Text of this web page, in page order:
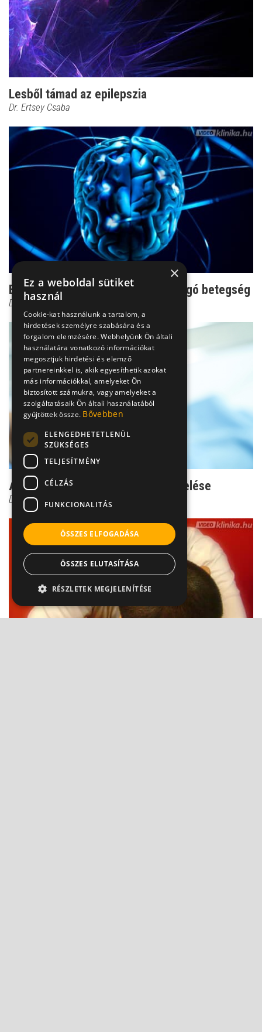
Lesből támad az epilepszia
Dr. Ertsey Csaba
Epilepszia, roham nélkül - a lappangó betegség
Dr. Ertsey Csaba
A kézremegés gyakori okai és kezelése
Dr. Kiss Gábor
×
Ez a weboldal sütiket
használ
Cookie-kat használunk a tartalom, a
hirdetések személyre szabására és a
forgalom elemzésére. Webhelyünk Ön általi
használatára vonatkozó információkat
megosztjuk hirdetési és elemző
partnereinkkel is, akik egyesíthetik azokat
más információkkal, amelyeket Ön
biztosított számukra, vagy amelyeket a
szolgáltatásaik Ön általi használatából
gyűjtöttek össze. Bővebben
ELENGEDHETETLENÜL
SZÜKSÉGES
TELJESÍTMÉNY
CÉLZÁS
FUNKCIONALITÁS
ÖSSZES ELFOGADÁSA
ÖSSZES ELUTASÍTÁSA
RÉSZLETEK MEGJELENÍTÉSE